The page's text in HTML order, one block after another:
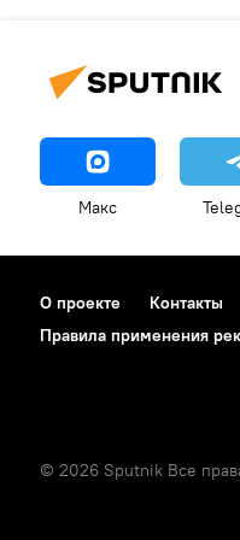
Макс
О проекте Контакты
Правила применения
© 2026 Sputnik Все